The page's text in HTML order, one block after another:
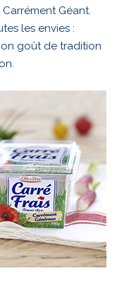
Géant.
les envies :
goût de tradition